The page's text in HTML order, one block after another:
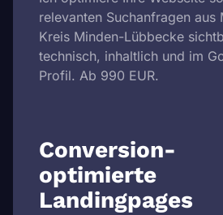
relevanten Suchanfragen aus
Kreis Minden-Lübbecke
technisch, inhaltlich und im
Profil. Ab 990 EUR.
Conversion-
optimierte
Landingpages